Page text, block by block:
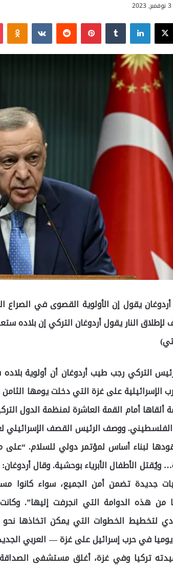
‫X لينكدإن بينتيريست
يقول إن الأولوية القصوى في
النار يقول أردوغان التركي إن بلاده
التركي رجب طيب أردوغان أن أولوية
الإسرائيلية على غزة التي دخلت يومها
أمام القمة العاشرة لمنظمة الدول
ووصف الرئيس القصف الإسرائيلي
الأطفال الأبرياء بوحشية. وقال
جديدة تضمن أمن الجميع، سواء كانوا
من هذه الدوامة التي انجرفت إليها”.
تركيا وفي غزة، أغلق مستشفى